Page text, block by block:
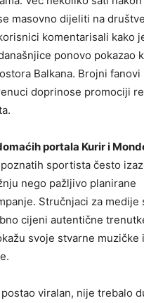
masovno dijeliti na
komentarisali kako
ponovo pokazao
Balkana. Brojni fanovi
doprinose promociji
portala Kurir i
sportista često
nego pažljivo planirane
Stručnjaci za medije
cijeni autentične
svoje stvarne muzičke
viralan, nije trebalo